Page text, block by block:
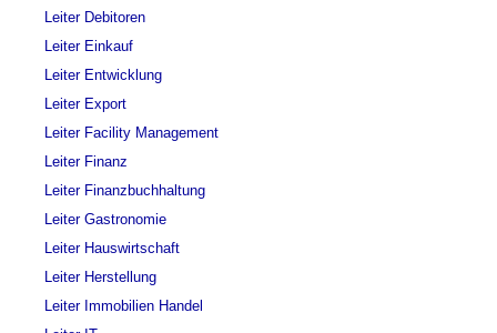
Leiter Debitoren
Leiter Einkauf
Leiter Entwicklung
Leiter Export
Leiter Facility Management
Leiter Finanz
Leiter Finanzbuchhaltung
Leiter Gastronomie
Leiter Hauswirtschaft
Leiter Herstellung
Leiter Immobilien Handel